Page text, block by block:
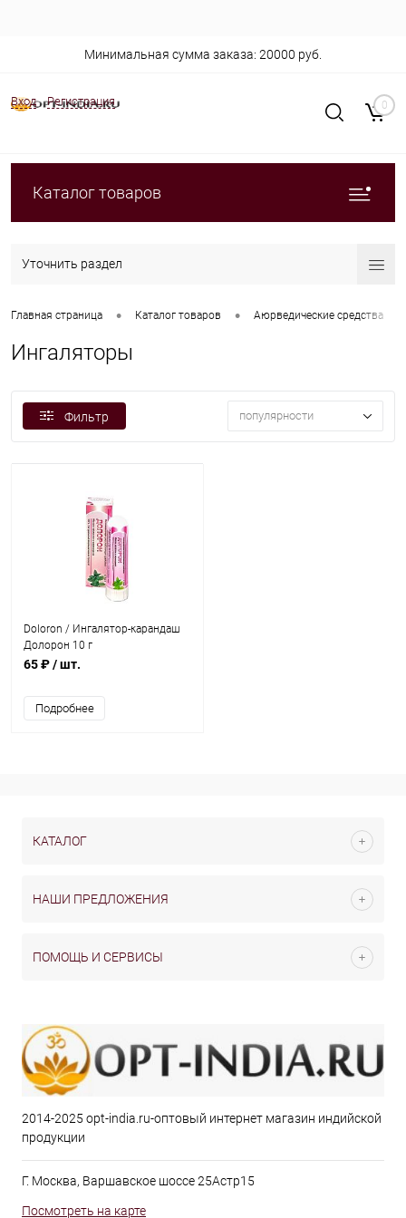
Вход Регистрация
Минимальная сумма заказа: 20000 руб.
0
Каталог товаров
Уточнить раздел
Главная страница • Каталог товаров • Аюрведические средства
Ингаляторы
Фильтр популярности
Doloron / Ингалятор-карандаш
Долорон 10 г
65 ₽/ шт.
Подробнее
КАТАЛОГ
НАШИ ПРЕДЛОЖЕНИЯ
ПОМОЩЬ И СЕРВИСЫ
2014-2025 opt-india.ru-оптовый интернет магазин индийской
продукции
Г. Москва, Варшавское шоссе 25Астр15
Посмотреть на карте